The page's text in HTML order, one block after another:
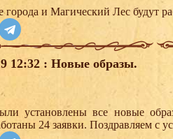
города и Магический Лес будут
12:32 : Новые образы.
установлены все новые
24 заявки. Поздравляем с